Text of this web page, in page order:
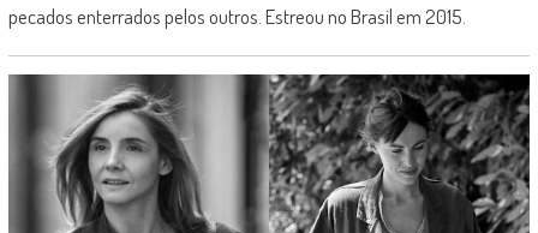
pecados enterrados pelos outros. Estreou no Brasil em 2015.